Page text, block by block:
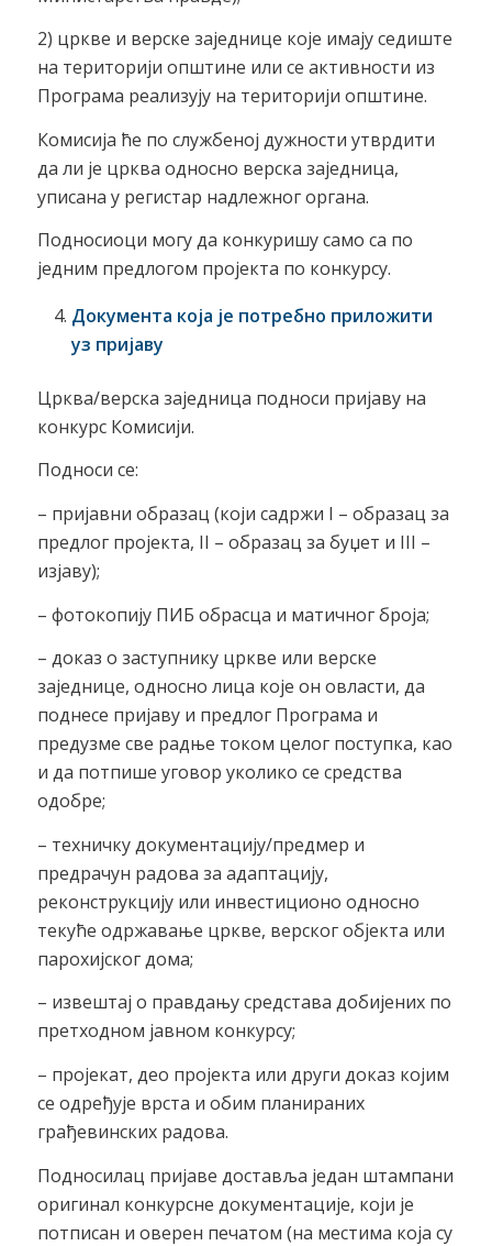
2) цркве и верске заједнице које имају седиште
на територији општине или се активности из
Програма реализују на територији општине.
Комисија ће по службеној дужности утврдити
да ли је црква односно верска заједница,
уписана у регистар надлежног органа.
Подносиоци могу да конкуришу само са по
једним предлогом пројекта по конкурсу.
Документа која је потребно приложити
уз пријаву
Црква/верска заједница подноси пријаву на
конкурс Комисији.
Подноси се:
– пријавни образац (који садржи I – образац за
предлог пројекта, II – образац за буџет и III –
изјаву);
– фотокопију ПИБ обрасца и матичног броја;
– доказ о заступнику цркве или верске
заједнице, односно лица које он овласти, да
поднесе пријаву и предлог Програма и
предузме све радње током целог поступка, као
и да потпише уговор уколико се средства
одобре;
– техничку документацију/предмер и
предрачун радова за адаптацију,
реконструкцију или инвестиционо односно
текуће одржавање цркве, верског објекта или
парохијског дома;
– извештај о правдању средстава добијених по
претходном јавном конкурсу;
– пројекат, део пројекта или други доказ којим
се одређује врста и обим планираних
грађевинских радова.
Подносилац пријаве доставља један штампани
оригинал конкурсне документације, који је
потписан и оверен печатом (на местима која су